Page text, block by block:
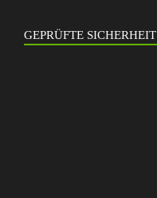
GEPRÜFTE SICHERHEIT